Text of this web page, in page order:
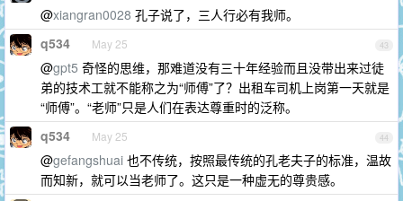
@xiangran0028 孔子说了，三人行必有我师。
43
q534 May 25
@gpt5 奇怪的思维，那难道没有三十年经验而且没带出来过徒
弟的技术工就不能称之为“师傅”了？出租车司机上岗第一天就是
“师傅”。“老师”只是人们在表达尊重时的泛称。
44
q534 May 25
@gefangshuai 也不传统，按照最传统的孔老夫子的标准，温故
而知新，就可以当老师了。这只是一种虚无的尊贵感。